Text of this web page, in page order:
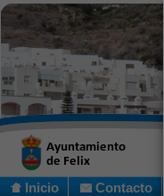
Inicio Contacto